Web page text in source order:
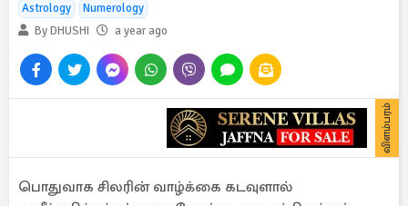
Astrology
Numerology
By DHUSHI
a year ago
விளம்பரம்
பொதுவாக சிலரின் வாழ்க்கை கடவுளால்